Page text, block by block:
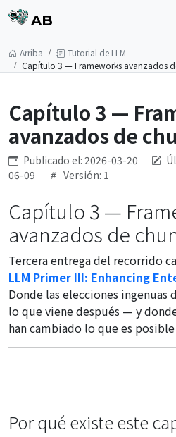
AB
Arriba
Tutorial de LLM
Capítulo 3 — Frameworks avanzados
Capítulo 3 —
avanzados de
Publicado el: 2026-03-20
06-09
Versión: 1
Capítulo 3 —
avanzados de
Tercera entrega del recorrido
LLM Primer III: Enhancing
Donde las elecciones
lo que viene después — y
han cambiado lo que es
Por qué existe este